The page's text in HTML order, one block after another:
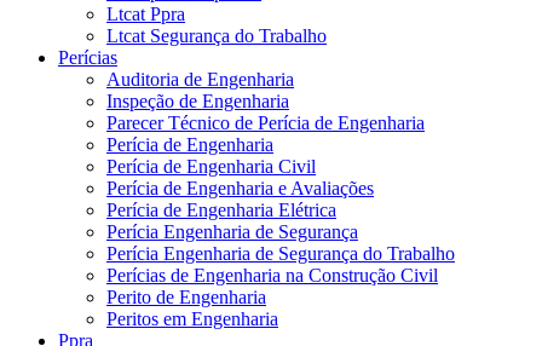
Ltcat Ppra
Ltcat Segurança do Trabalho
Perícias
Auditoria de Engenharia
Inspeção de Engenharia
Parecer Técnico de Perícia de Engenharia
Perícia de Engenharia
Perícia de Engenharia Civil
Perícia de Engenharia e Avaliações
Perícia de Engenharia Elétrica
Perícia Engenharia de Segurança
Perícia Engenharia de Segurança do Trabalho
Perícias de Engenharia na Construção Civil
Perito de Engenharia
Peritos em Engenharia
Ppra